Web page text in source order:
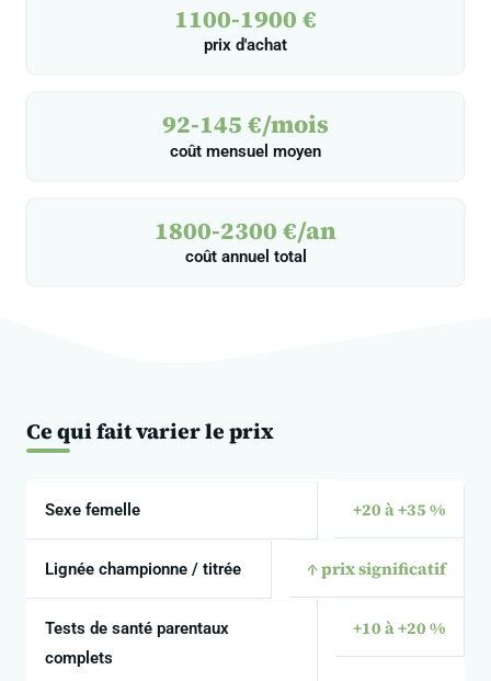
1100-1900 €
prix d'achat
92-145 €/mois
coût mensuel moyen
1800-2300 €/an
coût annuel total
Ce qui fait varier le prix
Sexe femelle +20 à +35 %
Lignée championne / titrée ↑ prix significatif
Tests de santé parentaux
complets
+10 à +20 %